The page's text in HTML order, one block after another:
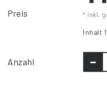
Preis * inkl.
Inhalt 1
Anzahl